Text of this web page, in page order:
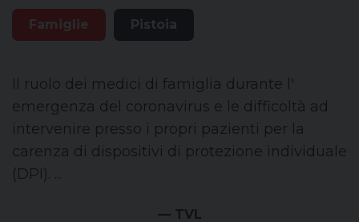
Famiglie Pistoia
Il ruolo dei medici di famiglia durante l'
emergenza del coronavirus e le difficoltà ad
intervenire presso i propri pazienti per la
carenza di dispositivi di protezione individuale
(DPI). ...
— TVL